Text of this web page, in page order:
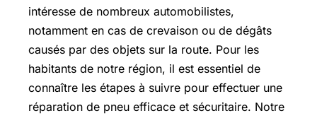
intéresse de nombreux automobilistes,
notamment en cas de crevaison ou de dégâts
causés par des objets sur la route. Pour les
habitants de notre région, il est essentiel de
connaître les étapes à suivre pour effectuer une
réparation de pneu efficace et sécuritaire. Notre